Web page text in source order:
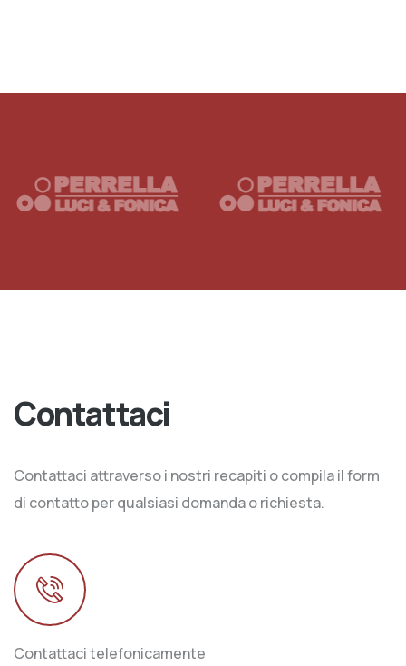
Contattaci
Contattaci attraverso i nostri recapiti o compila il form
di contatto per qualsiasi domanda o richiesta.
Contattaci telefonicamente